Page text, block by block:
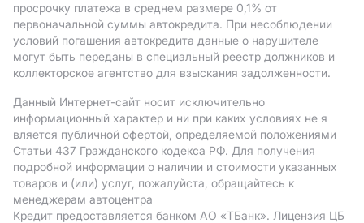
просрочку платежа в среднем размере 0,1% от
первоначальной суммы автокредита. При несоблюдении
условий погашения автокредита данные о нарушителе
могут быть переданы в специальный реестр должников и
коллекторское агентство для взыскания задолженности.
Данный Интернет-сайт носит исключительно
информационный характер и ни при каких условиях не я
вляется публичной офертой, определяемой положениями
Статьи 437 Гражданского кодекса РФ. Для получения
подробной информации о наличии и стоимости указанных
товаров и (или) услуг, пожалуйста, обращайтесь к
менеджерам автоцентра
Кредит предоставляется банком АO «ТБанк». Лицензия ЦБ